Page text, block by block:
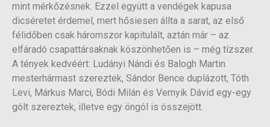
mint mérkőzésnek. Ezzel együtt a vendégek kapusa
dicséretet érdemel, mert hősiesen állta a sarat, az első
félidőben csak háromszor kapitulált, aztán már – az
elfáradó csapattársaknak köszönhetően is – még tízszer.
A tények kedvéért: Ludányi Nándi és Balogh Martin
mesterhármast szereztek, Sándor Bence duplázott, Tóth
Levi, Márkus Marci, Bódi Milán és Vernyik Dávid egy-egy
gólt szereztek, illetve egy öngól is összejött.